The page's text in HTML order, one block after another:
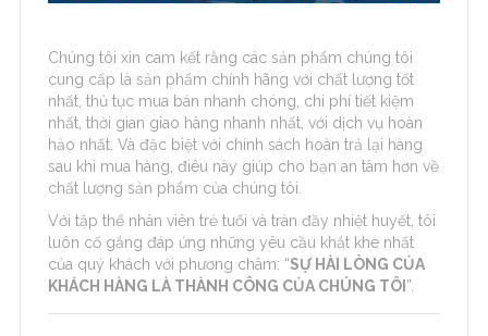
Chúng tôi xin cam kết rằng các sản phẩm chúng tôi
cung cấp là sản phẩm chính hãng với chất lượng tốt
nhất, thủ tục mua bán nhanh chóng, chi phí tiết kiệm
nhất, thời gian giao hàng nhanh nhất, với dịch vụ hoàn
hảo nhất. Và đặc biệt với chính sách hoàn trả lại hàng
sau khi mua hàng, điêu này giúp cho bạn an tâm hơn về
chất lượng sản phẩm của chúng tôi.
Với tập thể nhân viên trẻ tuổi và tràn đầy nhiệt huyết, tôi
luôn cố gắng đáp ứng những yêu cầu khắt khe nhất
của quý khách với phương châm: “SỰ HÀI LÒNG CỦA
KHÁCH HÀNG LÀ THÀNH CÔNG CỦA CHÚNG TÔI ”.